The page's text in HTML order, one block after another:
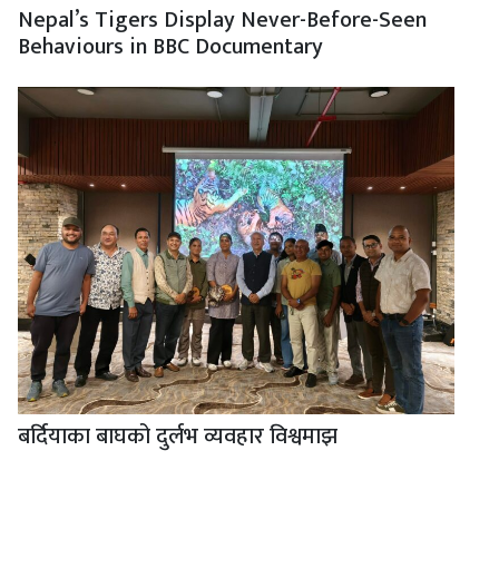
Nepal’s Tigers Display Never-Before-Seen
Behaviours in BBC Documentary
बर्दियाका बाघको दुर्लभ व्यवहार विश्वमाझ